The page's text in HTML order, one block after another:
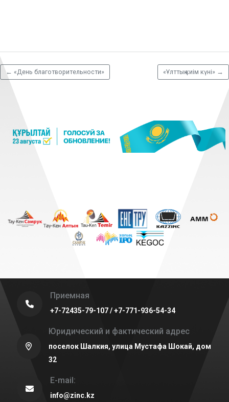
← «День благотворительности» «Ұлттық киім күні» →
Приемная
+7-72435-79-107 / +7-771-936-54-34
Юридический и фактический адрес
поселок Шалкия, улица Мустафа Шокай, дом
32
E-mail:
info@zinc.kz